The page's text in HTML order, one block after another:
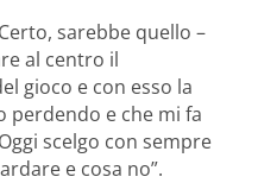
sarebbe quello –
al centro il
gioco e con esso la
perdendo e che mi fa
scelgo con sempre
e cosa no”.